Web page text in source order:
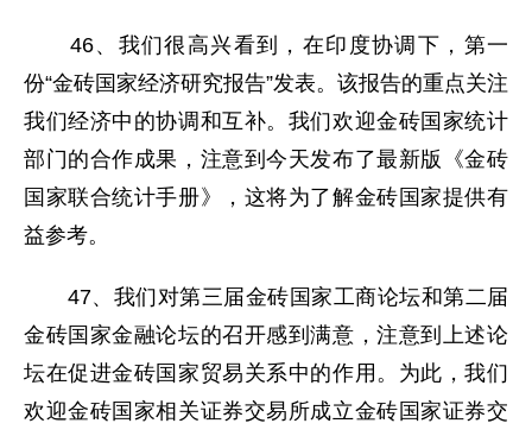
46、我们很高兴看到，在印度协调下，第一
份“金砖国家经济研究报告”发表。该报告的重点关注
我们经济中的协调和互补。我们欢迎金砖国家统计
部门的合作成果，注意到今天发布了最新版《金砖
国家联合统计手册》，这将为了解金砖国家提供有
益参考。
47、我们对第三届金砖国家工商论坛和第二届
金砖国家金融论坛的召开感到满意，注意到上述论
坛在促进金砖国家贸易关系中的作用。为此，我们
欢迎金砖国家相关证券交易所成立金砖国家证券交